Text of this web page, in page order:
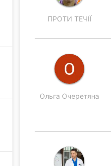
ПРОТИ ТЕЧІЇ
Ольга Очеретяна